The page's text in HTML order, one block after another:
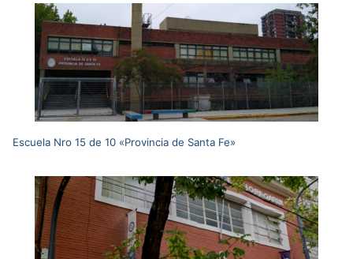
Escuela Nro 15 de 10 «Provincia de Santa Fe»